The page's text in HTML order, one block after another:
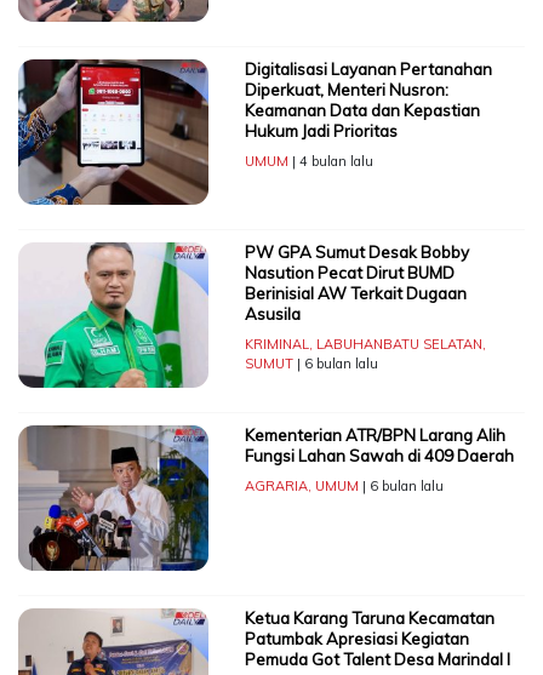
Digitalisasi Layanan Pertanahan
Diperkuat, Menteri Nusron:
Keamanan Data dan Kepastian
Hukum Jadi Prioritas
UMUM | 4 bulan lalu
PW GPA Sumut Desak Bobby
Nasution Pecat Dirut BUMD
Berinisial AW Terkait Dugaan
Asusila
KRIMINAL, LABUHANBATU SELATAN,
SUMUT| 6 bulan lalu
Kementerian ATR/BPN Larang Alih
Fungsi Lahan Sawah di 409 Daerah
AGRARIA, UMUM | 6 bulan lalu
Ketua Karang Taruna Kecamatan
Patumbak Apresiasi Kegiatan
Pemuda Got Talent Desa Marindal I